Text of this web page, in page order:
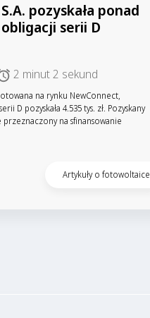
pozyskała ponad
serii D
2 minut 2 sekund
na rynku NewConnect,
D pozyskała 4.535 tys. zł. Pozyskany
na sfinansowanie
Artykuły o fotowoltaice